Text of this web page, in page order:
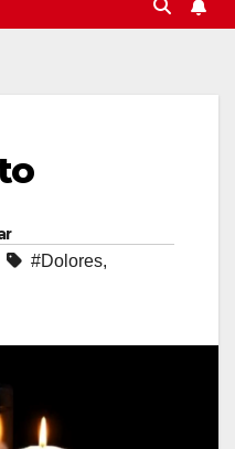
#Dolores,